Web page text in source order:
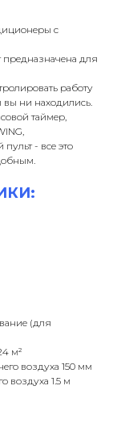
с
предназначена для
работу
ни находились.
таймер,
- все это
(для
м²
воздуха 150 мм
воздуха 1.5 м